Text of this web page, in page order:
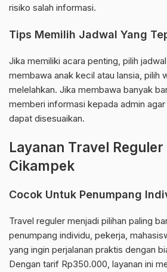
risiko salah informasi.
Tips Memilih Jadwal Yang
Jika memiliki acara penting, pilih
membawa anak kecil atau lansia, pilih
melelahkan. Jika membawa banyak
memberi informasi kepada admin
dapat disesuaikan.
Layanan Travel
Cikampek
Cocok Untuk Penumpang
Travel reguler menjadi pilihan paling
penumpang individu, pekerja,
yang ingin perjalanan praktis dengan
Dengan tarif Rp350.000, layanan ini